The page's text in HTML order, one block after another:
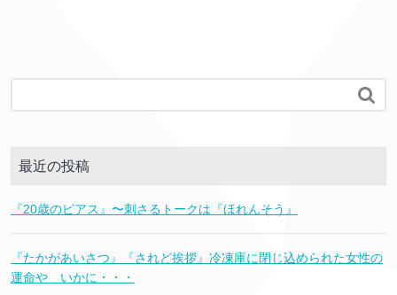

最近の投稿
『20歳のピアス』〜刺さるトークは『ほれんそう』
『たかがあいさつ』『されど挨拶』冷凍庫に閉じ込められた女性の
運命や いかに・・・